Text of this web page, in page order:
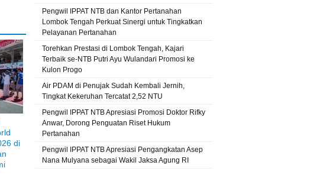
di
perusakan Pilkada Lombok
Utara pkl pns polres lotim pungli
satresnarkoba selong sman 1 selong
Suela tambora
Pengwil IPPAT NTB dan Kantor Pertanahan
Lombok Tengah Perkuat Sinergi untuk Tingkatkan
Pelayanan Pertanahan
Torehkan Prestasi di Lombok Tengah, Kajari
Terbaik se-NTB Putri Ayu Wulandari Promosi ke
Kulon Progo
Air PDAM di Penujak Sudah Kembali Jernih,
Tingkat Kekeruhan Tercatat 2,52 NTU
Pengwil IPPAT NTB Apresiasi Promosi Doktor Rifky
Anwar, Dorong Penguatan Riset Hukum
Pertanahan
Pengwil IPPAT NTB Apresiasi Pengangkatan Asep
Nana Mulyana sebagai Wakil Jaksa Agung RI